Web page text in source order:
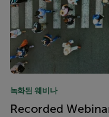
녹화된 웨비나
Recorded